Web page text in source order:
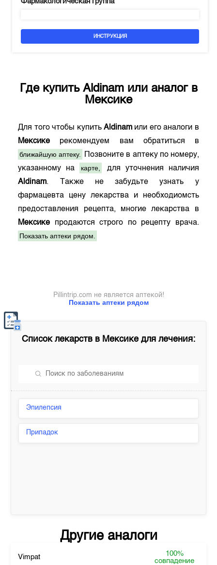
ИНСТРУКЦИЯ
Где купить Aldinamили аналог в
Мексике
Для того чтобы купить Aldinam или его аналоги в
Мексике рекомендуем вам обратиться в
ближайшую аптеку.
Позвоните в аптеку по номеру,
указанному на
карте,
для уточнения наличия
Aldinam. Также не забудьте узнать у
фармацевта цену лекарства и необходиомсть
предоставления рецепта, многие лекарства в
Мексике продаются строго по рецепту врача.
Показать аптеки рядом.
Показать аптеки рядом
Pillintrip.com не является аптекой!
Список лекарств в Мексике для лечения:
Эпилепсия
Припадок
Другие аналоги
Vimpat
100%
совпадение